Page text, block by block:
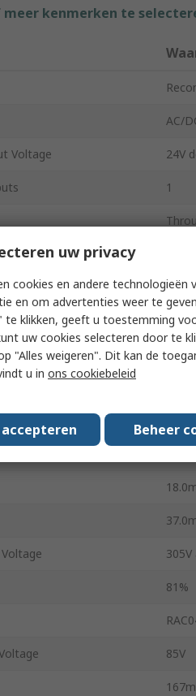
kenmerken te
AC/
Voltage 24V
1
Temperature -40°C
Temperature 85°C
305V
81%
85V
uw privacy
cookies en andere technologieën
en om advertenties weer te
te klikken, geeft u toestemming
uw cookies selecteren door te
"Alles weigeren". Dit kan de
u in ons cookiebeleid
Beheer